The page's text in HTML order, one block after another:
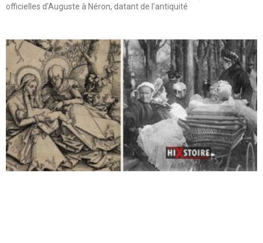
officielles d’Auguste à Néron, datant de l’antiquité